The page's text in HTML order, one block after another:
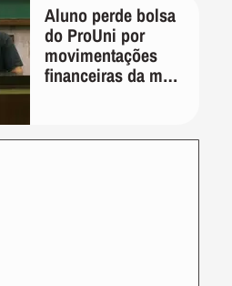
Aluno perde bolsa
do ProUni por
movimentações
financeiras da mãe